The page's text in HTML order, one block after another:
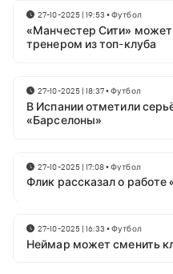
27-10-2025 | 19:53 •Футбол
«Манчестер Сити» может
тренером из топ-клуба
27-10-2025 | 18:37•Футбол
В Испании отметили
«Барселоны»
27-10-2025 | 17:08•Футбол
Флик рассказал о
27-10-2025 | 16:33 •Футбол
Неймар может сменить